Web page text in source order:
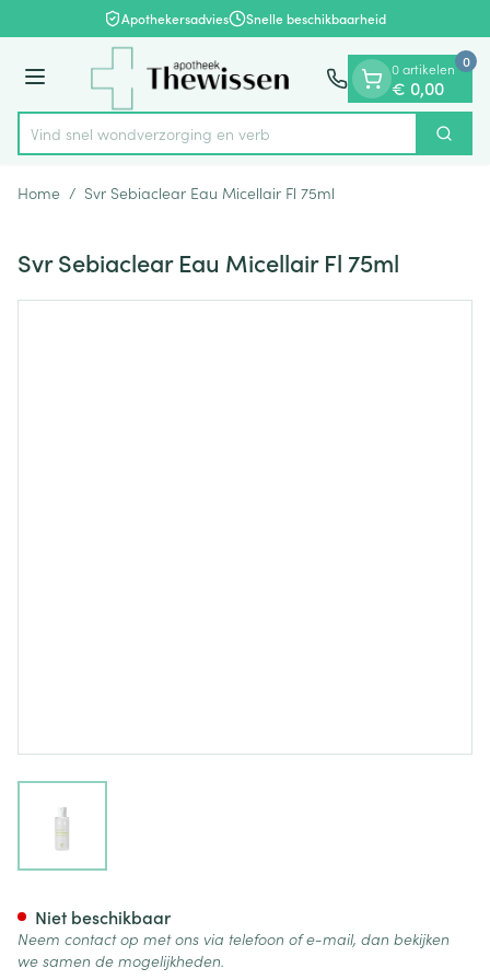
Ga naar de inhoudApothekersadvies Snelle beschikbaarheid
Menu
Product, merk, categorie...
Vind snel wondverzorging Zoek
0 artikelen
€ 0,00
0
Home / Svr Sebiaclear Eau Micellair Fl 75ml
Svr Sebiaclear Eau Micellair Fl 75ml
Niet beschikbaar
Neem contact op met ons via telefoon of e-mail, dan bekijken
we samen de mogelijkheden.